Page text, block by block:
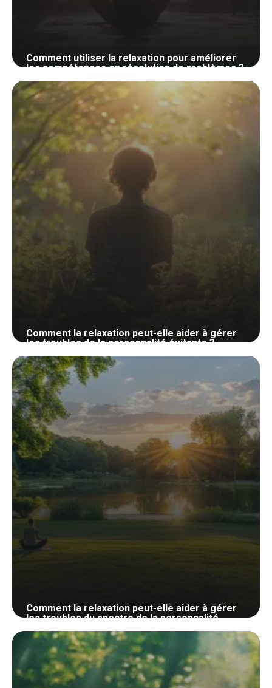
Comment utiliser la relaxation pour améliorer
les compétences en résolution de problèmes ?
1 juin 2024
Comment la relaxation peut-elle aider à gérer
les troubles de la personnalité évitante ?
30 mai 2024
Comment la relaxation peut-elle aider à gérer
les troubles du spectre de la personnalité
30 mai 2024